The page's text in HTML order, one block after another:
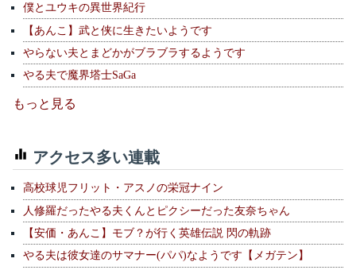
僕とユウキの異世界紀行
【あんこ】武と侠に生きたいようです
やらない夫とまどかがブラブラするようです
やる夫で魔界塔士SaGa
もっと見る
アクセス多い連載
高校球児フリット・アスノの栄冠ナイン
人修羅だったやる夫くんとピクシーだった友奈ちゃん
【安価・あんこ】モブ？が行く英雄伝説 閃の軌跡
やる夫は彼女達のサマナー(パパ)なようです【メガテン】